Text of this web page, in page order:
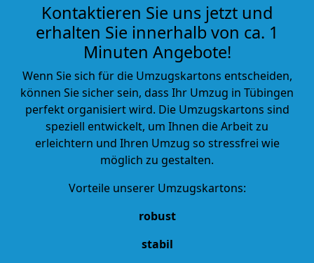
Kontaktieren Sie uns jetzt und
erhalten Sie innerhalb von ca. 1
Minuten Angebote!
Wenn Sie sich für die Umzugskartons entscheiden,
können Sie sicher sein, dass Ihr Umzug in Tübingen
perfekt organisiert wird. Die Umzugskartons sind
speziell entwickelt, um Ihnen die Arbeit zu
erleichtern und Ihren Umzug so stressfrei wie
möglich zu gestalten.
Vorteile unserer Umzugskartons:
robust
stabil